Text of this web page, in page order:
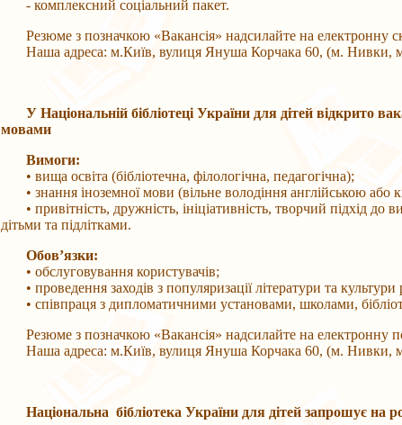
- комплексний соціальний пакет.
Резюме з позначкою «Вакансія» надсилайте на електронну
Наша адреса: м.Київ, вулиця Януша Корчака 60, (м. Нивки,
У Національній бібліотеці України для дітей відкрито
мовами
Вимоги:
• вища освіта (бібліотечна, філологічна, педагогічна);
• знання іноземної мови (вільне володіння англійською або
• привітність, дружність, ініціативність, творчий підхід до
дітьми та підлітками.
Обов’язки:
• обслуговування користувачів;
• проведення заходів з популяризації літератури та культури
• співпраця з дипломатичними установами, школами,
Резюме з позначкою «Вакансія» надсилайте на електронну
Наша адреса: м.Київ, вулиця Януша Корчака 60, (м. Нивки,
Національна бібліотека України для дітей запрошує на